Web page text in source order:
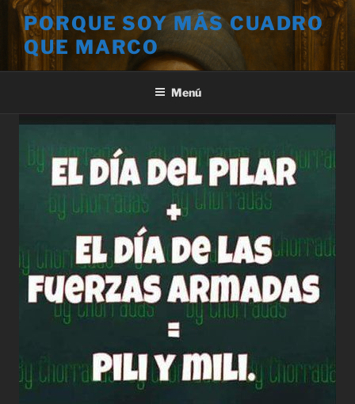
Saltar
contenido
PORQUE SOY MÁS CUADRO
QUE MARCO
Menú